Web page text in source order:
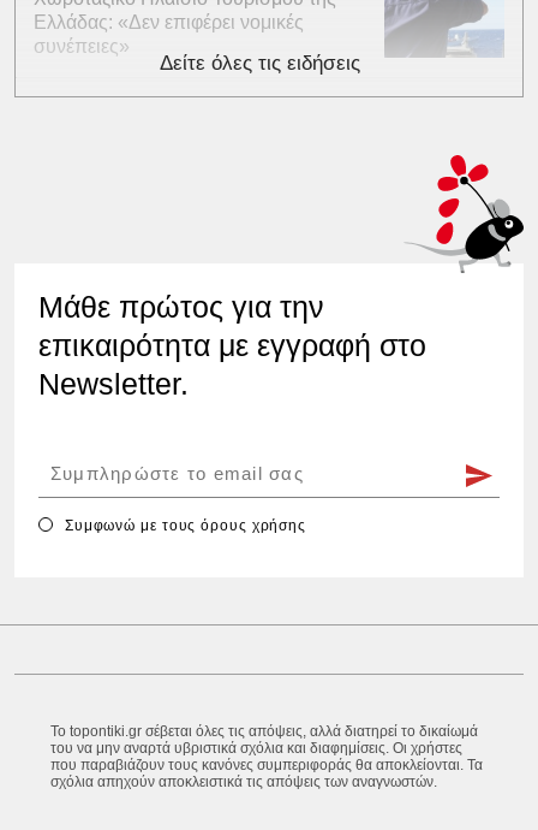
Ελλάδας: «Δεν επιφέρει νομικές
συνέπειες»
Δείτε όλες τις ειδήσεις
Μάθε πρώτος για την
επικαιρότητα με εγγραφή στο
Newsletter.
Συμφωνώ με τουςόρους χρήσης
Το topontiki.gr σέβεται όλες τις απόψεις, αλλά διατηρεί το δικαίωμά
του να μην αναρτά υβριστικά σχόλια και διαφημίσεις. Οι χρήστες
που παραβιάζουν τους κανόνες συμπεριφοράς θα αποκλείονται. Τα
σχόλια απηχούν αποκλειστικά τις απόψεις των αναγνωστών.